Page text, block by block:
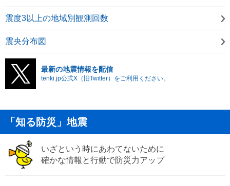
震度3以上の地域別観測回数
震央分布図
最新の地震情報を配信
tenki.jp公式X（旧Twitter）をご利用ください。
「知る防災」地震
いざという時にあわてないために
確かな情報と行動で防災力アップ